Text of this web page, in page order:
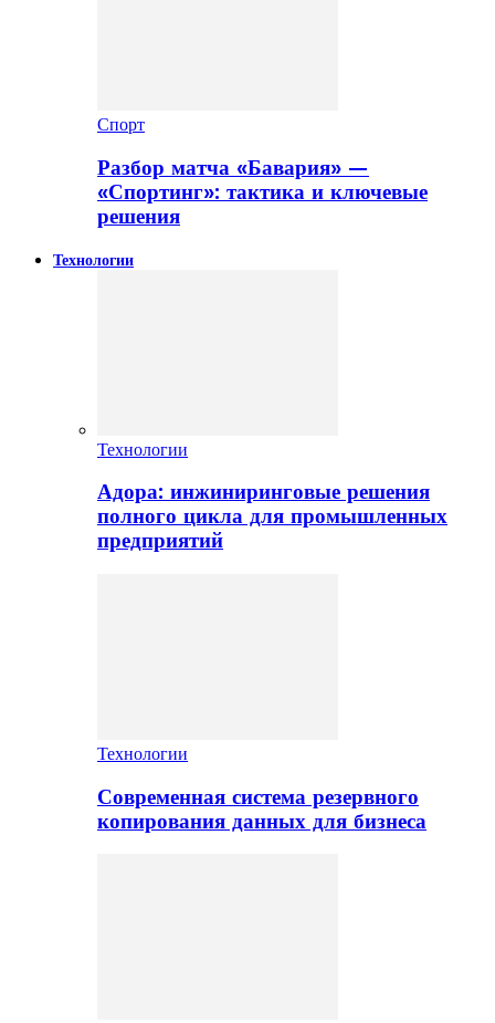
Спорт
Разбор матча «Бавария» —
«Спортинг»: тактика и ключевые
решения
Технологии
Технологии
Адора: инжиниринговые решения
полного цикла для промышленных
предприятий
Технологии
Современная система резервного
копирования данных для бизнеса